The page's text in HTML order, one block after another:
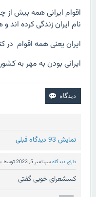
اقوام ایرانی همه بیش
نام ایران زندگی کرده اند
ایران یعنی همه اقوام در
ایرانی بودن به مهر به
نمایش 93 دیدگاه قبلی
دارای دیدگاهسپتامبر 5, 2023 توسط
کسشعرای خوبی گفتی